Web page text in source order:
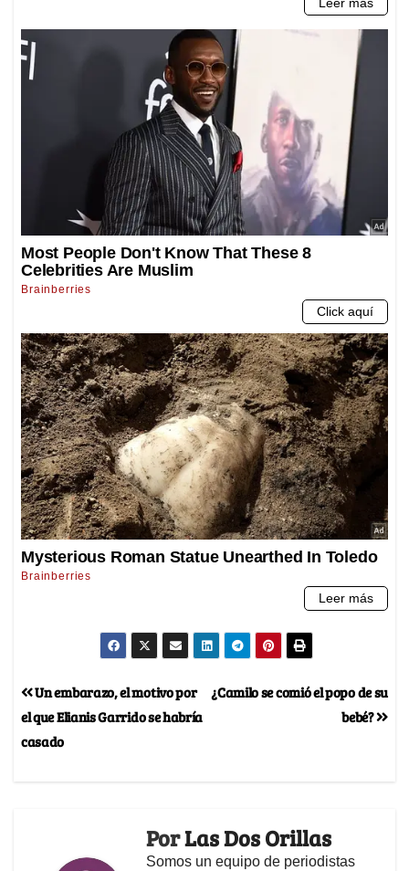
¿Camilo se comió el popo de su
bebé?
Un embarazo, el motivo por
el que Elianis Garrido se habría
casado
PorLas Dos Orillas
Somos un equipo de periodistas